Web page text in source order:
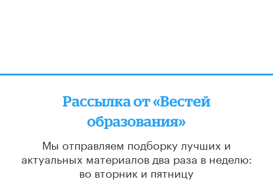
Рассылка от «Вестей
образования»
Мы отправляем подборку лучших и
актуальных материалов два раза в неделю:
во вторник и пятницу